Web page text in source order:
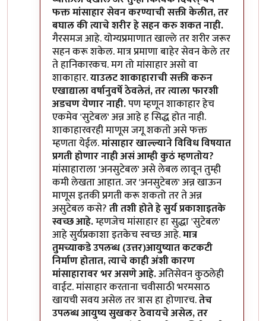
फक्त मांसाहार सेवन करण्याची सक्ती केलीत, तर
बघाल की त्याचे शरीर हे सहन करु शकत नाही.
गैरसमज आहे. योग्यप्रमाणात खाल्ले तर शरीर जरूर
सहन करू शकेल. मात्र प्रमाणा बाहेर सेवन केले तर
ते हानिकारकच. मग तो मांसाहार असो वा
शाकाहार.याउलट शाकाहाराची सक्ती करुन
एखाद्याला वर्षानुवर्षे ठेवलेतं, तर त्याला फारशी
अडचण येणार नाही.पण म्हणून शाकाहार हेच
एकमेव 'सुटेबल' अन्न आहे ह सिद्ध होत नाही.
शाकाहारवरही माणूस जगू शकतो असे फक्त
म्हणता येईल.मांसाहार खाल्ल्याने विविध विषयात
प्रगती होणार नाही असं आम्ही कुठं म्हणतोय?
मांसाहाराला 'अनसुटेबल' असे लेबल लावून तुम्ही
कमी लेखता आहात. जर 'अनसुटेबल' अन्न खाऊन
माणूस इतकी प्रगती करू शकतो तर ते अन्न
असुटेबल कसे?ती तशी होते हे सुर्य प्रकाशाइतके
स्वच्छ आहे.म्हणजेच मांसाहार हा सुद्धा 'सुटेबल'
आहे सुर्यप्रकाशा इतकेच स्वच्छ आहे.मात्र
तुमच्याकडे उपलब्ध (उत्तर)आयुष्यात कटकटी
निर्माण होतात, त्याचे काही अंशी कारण
मांसाहारावर भर असणे आहे.अतिसेवन कुठलेही
वाईट. मांसाहार करताना चवीसाठी भरमसाठ
खायची सवय असेल तर त्रास हा होणारच.तेच
उपलब्ध आयुष्य सुखकर ठेवायचे असेल, तर